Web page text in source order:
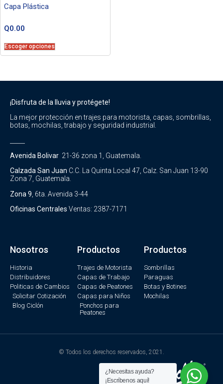
Capa Plástica
Q0.00
Escoger opciones
¡Disfruta de la lluvia y protégete!
La mejor protección en trajes para motorista, capas, sombrillas,
botas, mochilas, trabajo y seguridad industrial.
Avenida Bolivar 21-36 zona 1, Guatemala.
Calzada San Juan C.C. La Quinta Local 47, Calz. San Juan 13-90
Zona 7, Guatemala.
Zona 9 , 6ta. Avenida 3-44
Oficinas Centrales Ventas: 2387-7171
Nosotros
Historia
Distribuidores
Politicas de Cambios
Solicitar Cotización
Blog Ciclón
Productos
Trajes de Motorista
Capas de Trabajo
Capas de Peatones
Capas para Niños
Ponchos para
Peatones
Productos
Sombrillas
Paraguas
Botas y Botines
Mochilas
© Todos los derechos reservados, 2021.
¿Necesitas ayuda?
¡Escríbenos aquí!